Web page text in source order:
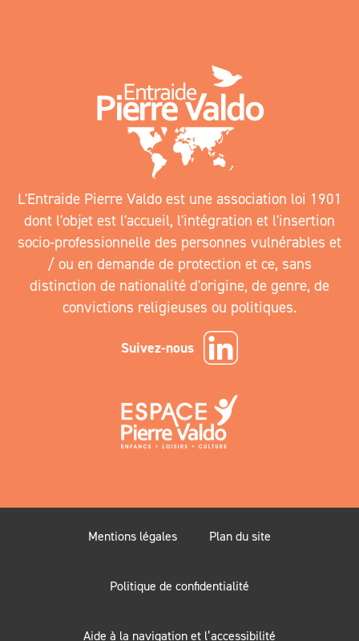
L'Entraide Pierre Valdo est une association loi 1901
dont l'objet est l'accueil, l'intégration et l'insertion
socio-professionnelle des personnes vulnérables et
/ ou en demande de protection et ce, sans
distinction de nationalité d'origine, de genre, de
convictions religieuses ou politiques.
Suivez-nous
Mentions légales Plan du site
Politique de confidentialité
Aide à la navigation et l’accessibilité